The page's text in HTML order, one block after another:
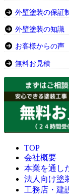
外壁塗装の保証
外壁塗装の知識
お客様からの声
無料お見積
TOP
会社概要
本業を通し
法人向け塗
工務店・建